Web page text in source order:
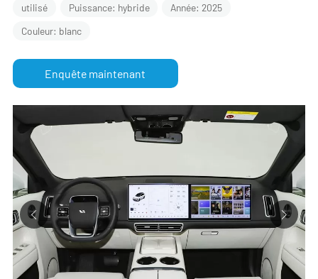
utilisé Puissance: hybride
Année: 2025
Couleur: blanc
Enquête maintenant